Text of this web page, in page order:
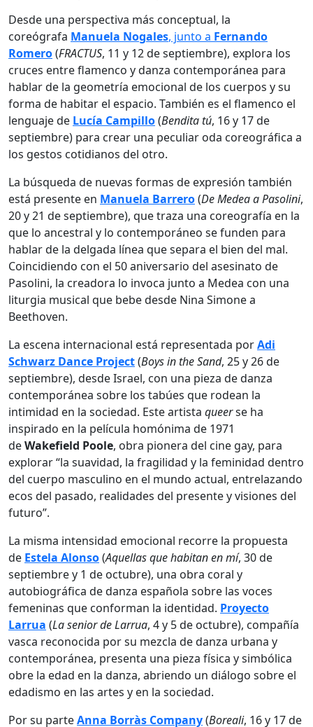
Desde una perspectiva más conceptual, la
coreógrafa Manuela Nogales, junto a Fernando
Romero(FRACTUS, 11 y 12 de septiembre), explora los
cruces entre flamenco y danza contemporánea para
hablar de la geometría emocional de los cuerpos y su
forma de habitar el espacio. También es el flamenco el
lenguaje de Lucía Campillo(Bendita tú, 16 y 17 de
septiembre) para crear una peculiar oda coreográfica a
los gestos cotidianos del otro.
La búsqueda de nuevas formas de expresión también
está presente en Manuela Barrero(De Medea a Pasolini,
20 y 21 de septiembre), que traza una coreografía en la
que lo ancestral y lo contemporáneo se funden para
hablar de la delgada línea que separa el bien del mal.
Coincidiendo con el 50 aniversario del asesinato de
Pasolini, la creadora lo invoca junto a Medea con una
liturgia musical que bebe desde Nina Simone a
Beethoven.
La escena internacional está representada porAdi
Schwarz Dance Project(Boys in the Sand, 25 y 26 de
septiembre), desde Israel, con una pieza de danza
contemporánea sobre los tabúes que rodean la
intimidad en la sociedad. Este artista queerse ha
inspirado en la película homónima de 1971
deWakefield Poole, obra pionera del cine gay, para
explorar “la suavidad, la fragilidad y la feminidad dentro
del cuerpo masculino en el mundo actual, entrelazando
ecos del pasado, realidades del presente y visiones del
futuro”.
La misma intensidad emocional recorre la propuesta
de Estela Alonso(Aquellas que habitan en mí, 30 de
septiembre y 1 de octubre), una obra coral y
autobiográfica de danza española sobre las voces
femeninas que conforman la identidad. Proyecto
Larrua (La senior de Larrua, 4 y 5 de octubre), compañía
vasca reconocida por su mezcla de danza urbana y
contemporánea, presenta una pieza física y simbólica
obre la edad en la danza, abriendo un diálogo sobre el
edadismo en las artes y en la sociedad.
Por su parteAnna Borràs Company(Boreali, 16 y 17 de